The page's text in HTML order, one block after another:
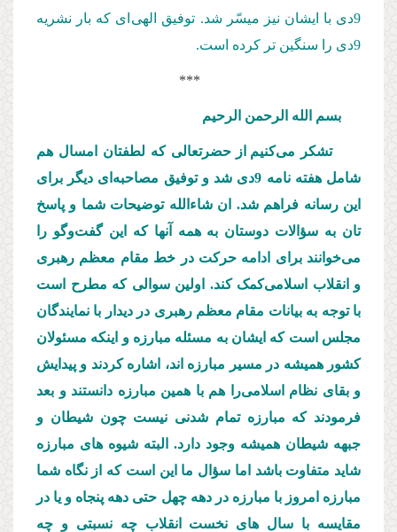
9دی با ایشان نیز میسّر شد. توفیق الهی ای که بار نشریه
9دی را سنگین تر کرده است.
***
بسم الله الرحمن الرحیم
تشکر میکنیم از حضرتعالی که لطفتان امسال هم
شامل هفته نامه 9دی شد و توفیق مصاحبه
ای دیگر برای
این رسانه فراهم شد. ان شاءالله توضیحات شما و پاسخ
تان به سؤالات دوستان به همه آنها که این گفت‌وگو را
میخوانند برای ادامه حرکت در خط مقام معظم رهبری
و انقلاب اسلامیکمک کند. اولین سوالی که مطرح است
با توجه به بیانات مقام معظم رهبری در دیدار با نمایندگان
مجلس است که ایشان به مسئله مبارزه و اینکه مسئولان
کشور همیشه در مسیر مبارزه اند، اشاره کردند و پیدایش
و بقای نظام اسلامیرا هم با همین مبارزه دانستند و بعد
فرمودند که مبارزه تمام شدنی نیست چون شیطان و
جبهه شیطان همیشه وجود دارد. البته شیوه های مبارزه
شاید متفاوت باشد اما سؤال ما این است که از نگاه شما
مبارزه امروز با مبارزه در دهه چهل حتی دهه پنجاه و یا در
مقایسه با سال های نخست انقلاب چه نسبتی و چه